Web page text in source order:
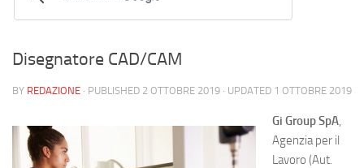
Disegnatore CAD/CAM
BY REDAZIONE · PUBLISHED 2 OTTOBRE 2019 · UPDATED 1 OTTOBRE 2019
Gi Group SpA,
Agenzia per il
Lavoro (Aut.